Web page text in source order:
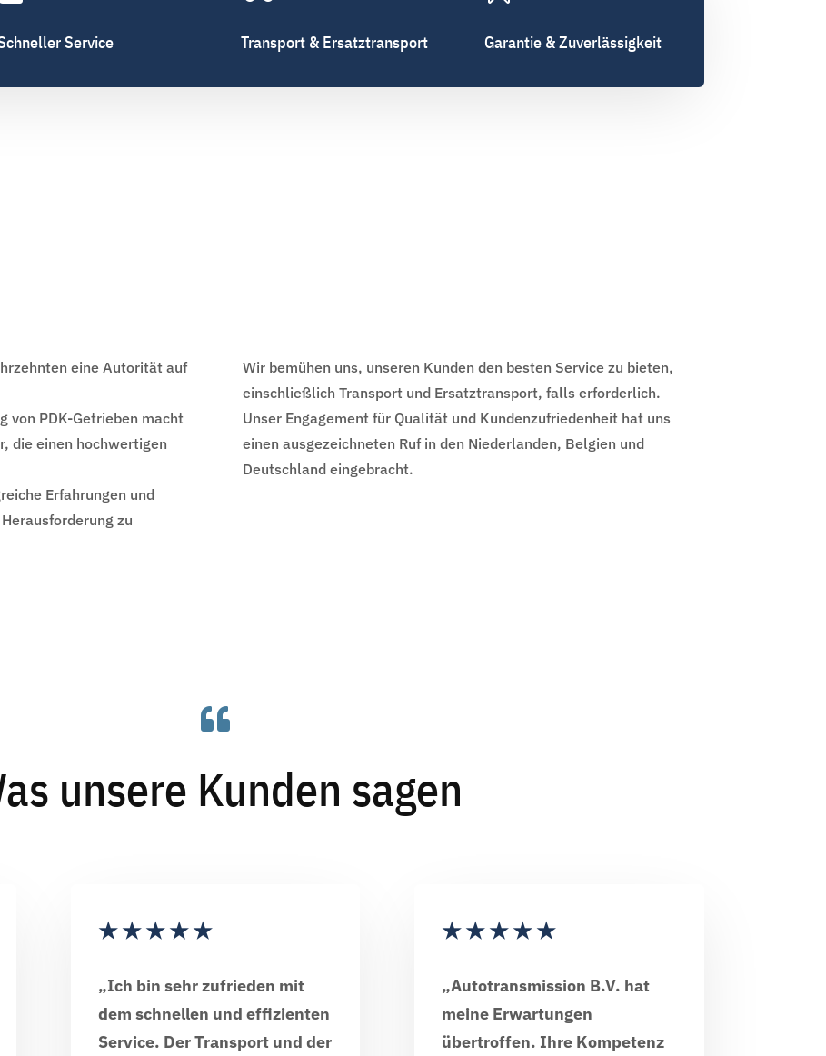
Service Transport & Ersatztransport Garantie & Zuverlässigkeit
eine Autorität auf
von PDK-Getrieben macht
die einen hochwertigen
Erfahrungen und
zu
Wir bemühen uns, unseren Kunden den besten Service zu bieten,
einschließlich Transport und Ersatztransport, falls erforderlich.
Unser Engagement für Qualität und Kundenzufriedenheit hat uns
einen ausgezeichneten Ruf in den Niederlanden, Belgien und
Deutschland eingebracht.

unsere Kunden sagen
★★★★★
„Ich bin sehr zufrieden mit
dem schnellen und effizienten
Service. Der Transport und der
★★★★★
„Autotransmission B.V. hat
meine Erwartungen
übertroffen. Ihre Kompetenz